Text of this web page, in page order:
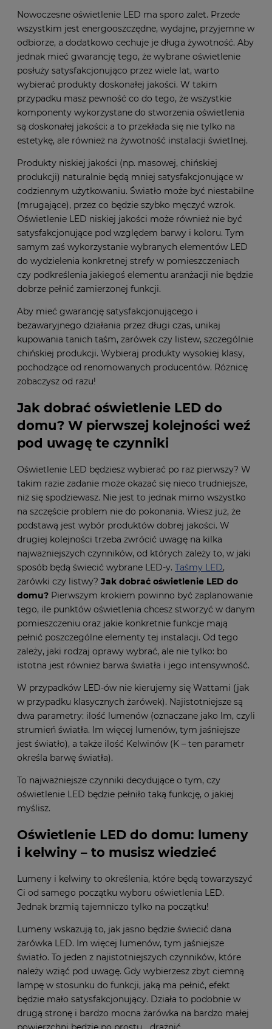
Nowoczesne oświetlenie LED ma sporo zalet. Przede
wszystkim jest energooszczędne, wydajne, przyjemne w
odbiorze, a dodatkowo cechuje je długa żywotność. Aby
jednak mieć gwarancję tego, że wybrane oświetlenie
posłuży satysfakcjonująco przez wiele lat, warto
wybierać produkty doskonałej jakości. W takim
przypadku masz pewność co do tego, że wszystkie
komponenty wykorzystane do stworzenia oświetlenia
są doskonałej jakości: a to przekłada się nie tylko na
estetykę, ale również na żywotność instalacji świetlnej.
Produkty niskiej jakości (np. masowej, chińskiej
produkcji) naturalnie będą mniej satysfakcjonujące w
codziennym użytkowaniu. Światło może być niestabilne
(mrugające), przez co będzie szybko męczyć wzrok.
Oświetlenie LED niskiej jakości może również nie być
satysfakcjonujące pod względem barwy i koloru. Tym
samym zaś wykorzystanie wybranych elementów LED
do wydzielenia konkretnej strefy w pomieszczeniach
czy podkreślenia jakiegoś elementu aranżacji nie będzie
dobrze pełnić zamierzonej funkcji.
Aby mieć gwarancję satysfakcjonującego i
bezawaryjnego działania przez długi czas, unikaj
kupowania tanich taśm, żarówek czy listew, szczególnie
chińskiej produkcji. Wybieraj produkty wysokiej klasy,
pochodzące od renomowanych producentów. Różnicę
zobaczysz od razu!
Jak dobrać oświetlenie LED do
domu? W pierwszej kolejności weź
pod uwagę te czynniki
Oświetlenie LED będziesz wybierać po raz pierwszy? W
takim razie zadanie może okazać się nieco trudniejsze,
niż się spodziewasz. Nie jest to jednak mimo wszystko
na szczęście problem nie do pokonania. Wiesz już, że
podstawą jest wybór produktów dobrej jakości. W
drugiej kolejności trzeba zwrócić uwagę na kilka
najważniejszych czynników, od których zależy to, w jaki
sposób będą świecić wybrane LED-y. Taśmy LED,
żarówki czy listwy? Jak dobrać oświetlenie LED do
domu? Pierwszym krokiem powinno być zaplanowanie
tego, ile punktów oświetlenia chcesz stworzyć w danym
pomieszczeniu oraz jakie konkretnie funkcje mają
pełnić poszczególne elementy tej instalacji. Od tego
zależy, jaki rodzaj oprawy wybrać, ale nie tylko: bo
istotna jest również barwa światła i jego intensywność.
W przypadków LED-ów nie kierujemy się Wattami (jak
w przypadku klasycznych żarówek). Najistotniejsze są
dwa parametry: ilość lumenów (oznaczane jako lm, czyli
strumień światła. Im więcej lumenów, tym jaśniejsze
jest światło), a także ilość Kelwinów (K – ten parametr
określa barwę światła).
To najważniejsze czynniki decydujące o tym, czy
oświetlenie LED będzie pełniło taką funkcję, o jakiej
myślisz.
Oświetlenie LED do domu: lumeny
i kelwiny – to musisz wiedzieć
Lumeny i kelwiny to określenia, które będą towarzyszyć
Ci od samego początku wyboru oświetlenia LED.
Jednak brzmią tajemniczo tylko na początku!
Lumeny wskazują to, jak jasno będzie świecić dana
żarówka LED. Im więcej lumenów, tym jaśniejsze
światło. To jeden z najistotniejszych czynników, które
należy wziąć pod uwagę. Gdy wybierzesz zbyt ciemną
lampę w stosunku do funkcji, jaką ma pełnić, efekt
będzie mało satysfakcjonujący. Działa to podobnie w
drugą stronę i bardzo mocna żarówka na bardzo małej